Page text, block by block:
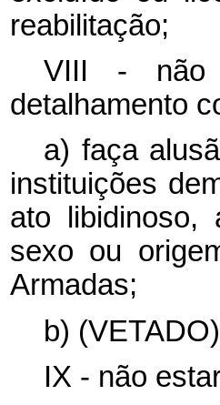
reabilitação;
VIII - não
detalhamento
a) faça
instituições
ato libidinoso,
sexo ou
Armadas;
b)
IX - não